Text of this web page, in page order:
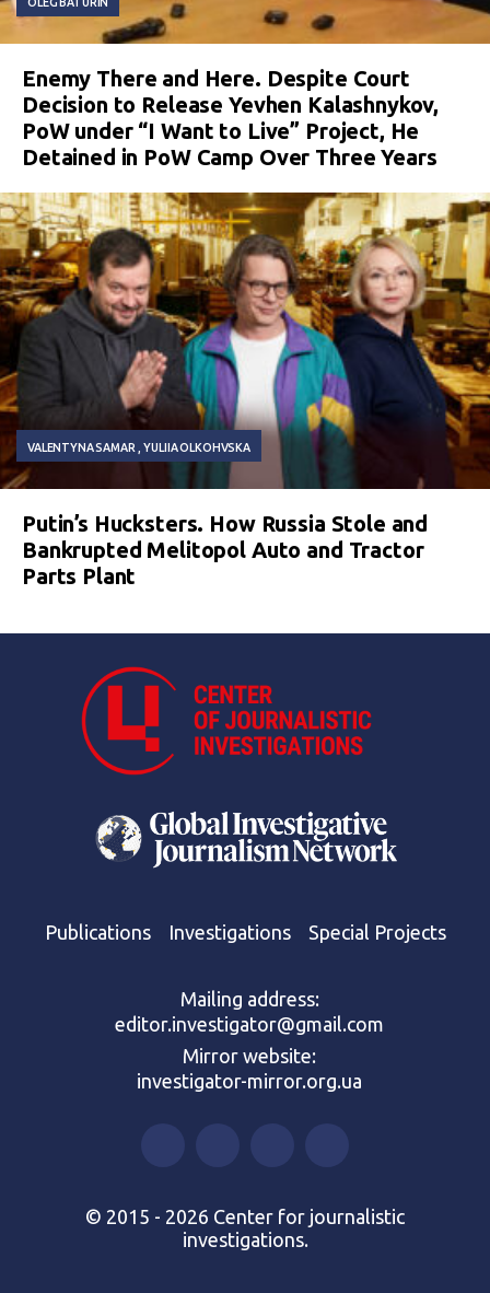
Enemy There and Here. Despite Court
Decision to Release Yevhen Kalashnykov,
PoW under “I Want to Live” Project, He
Detained in PoW Camp Over Three Years
VALENTYNA SAMAR YULIIA OLKOHVSKA
Putin’s Hucksters. How Russia Stole and
Bankrupted Melitopol Auto and Tractor
Parts Plant
Publications Investigations Special Projects
Mailing address:
editor.investigator@gmail.com
Mirror website:
investigator-mirror.org.ua
© 2015 - 2026 Center for journalistic
investigations.